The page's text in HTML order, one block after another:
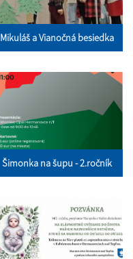
Mikuláš a Vianočná besiedka
Šimonka na šupu - 2.ročník